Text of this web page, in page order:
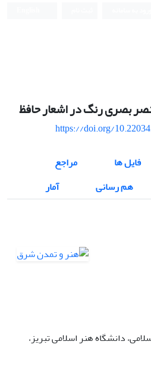
بصری رنگ در اشعار حافظ
https://doi.org/
فایل ها
مراجع
هم رسانی
آمار
دانشگاه هنر اسلامی تبریز،